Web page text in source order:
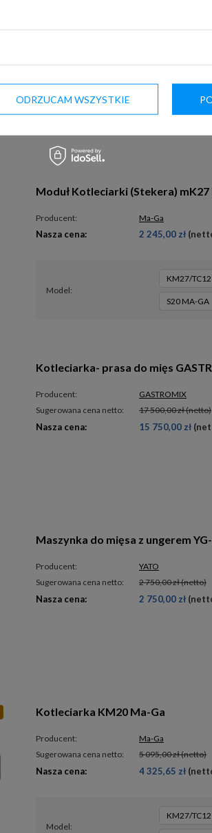
Moduł Kotleciarki (Stekera) mK27
Producent: Ma-Ga
Nasza cena: 2 245,00 zł
model
KM27/
S20 MA-GA
Kotleciarka- prasa do mięs
Producent:
GASTROMIX
Sugerowana cena netto:
17 500,00 zł(netto)
Nasza cena: 15 750,00 zł
Maszynka do mięsa z ungerem
Producent:
YATO
Sugerowana cena netto:
2 750,00 zł(netto)
Nasza cena: 2 750,00 zł
Kotleciarka KM20 Ma-Ga
Producent:
Ma-Ga
Sugerowana cena netto:
5 095,00 zł(netto)
Nasza cena: 4 325,65 zł
model
KM27/
ODRZUCAM WSZYSTKIE